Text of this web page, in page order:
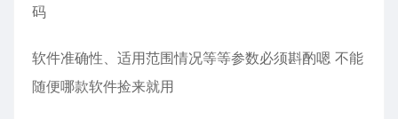
码
软件准确性、适用范围情况等等参数必须斟酌嗯 不能
随便哪款软件捡来就用